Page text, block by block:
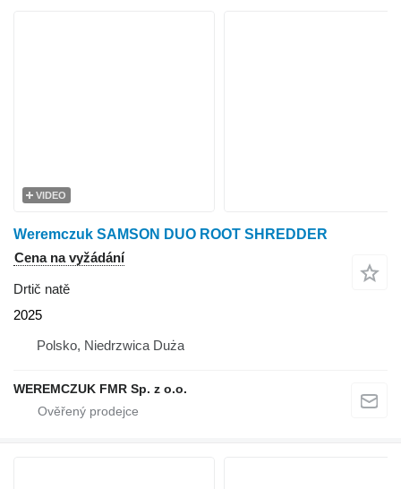
VIDEO
Weremczuk SAMSON DUO ROOT SHREDDER
Cena na vyžádání
Drtič natě
2025
Polsko, Niedrzwica Duża
WEREMCZUK FMR Sp. z o.o.